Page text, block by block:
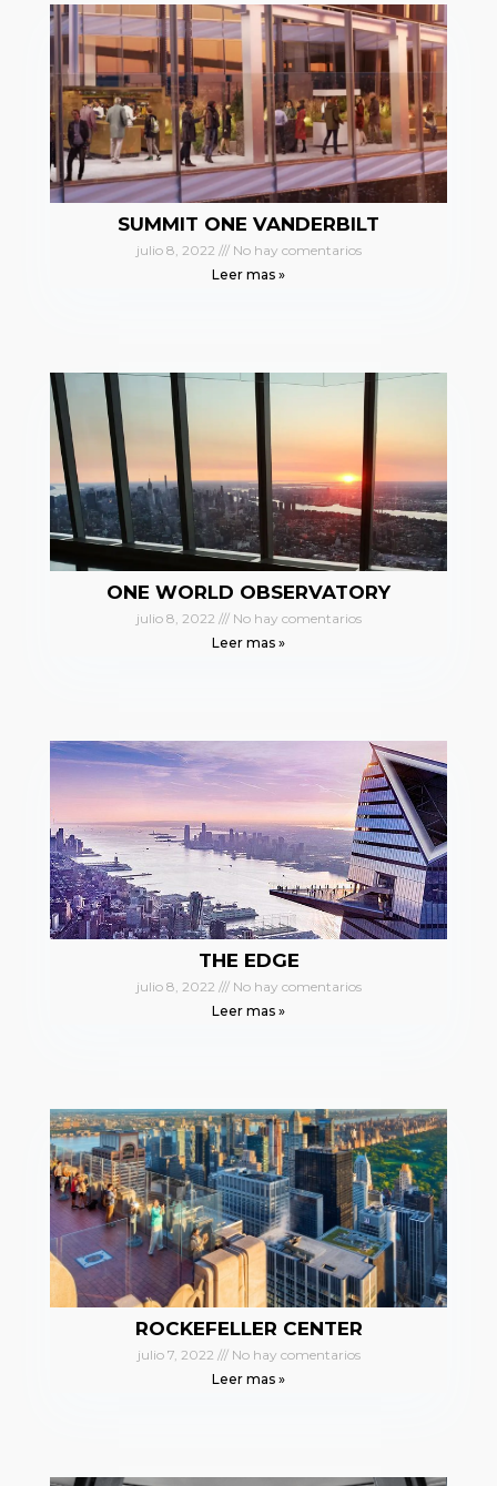
SUMMIT ONE VANDERBILT
julio 8, 2022
No hay comentarios
Leer mas »
ONE WORLD OBSERVATORY
julio 8, 2022
No hay comentarios
Leer mas »
THE EDGE
julio 8, 2022
No hay comentarios
Leer mas »
ROCKEFELLER CENTER
julio 7, 2022
No hay comentarios
Leer mas »